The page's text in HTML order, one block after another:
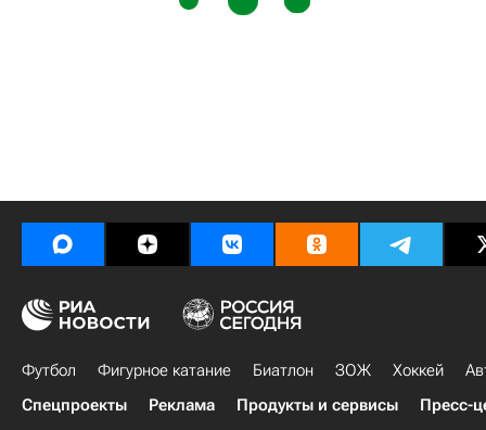
Футбол Фигурное катание Биатлон ЗОЖ Хоккей
Спецпроекты
Реклама Продукты и сервисы Пресс-